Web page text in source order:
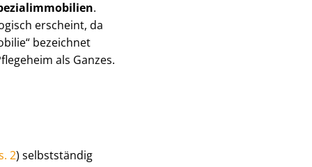
.
erscheint, da
bezeichnet
als Ganzes.
2) selbstständig